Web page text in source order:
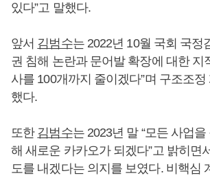
있다”고 말했다.
앞서 김범수는 2022년 10월 국회 국정
권 침해 논란과 문어발 확장에 대한 지
사를 100개까지 줄이겠다”며 구조조
했다.
또한 김범수는 2023년 말 “모든 사업
해 새로운 카카오가 되겠다”고 밝히면
도를 내겠다는 의지를 보였다. 비핵심